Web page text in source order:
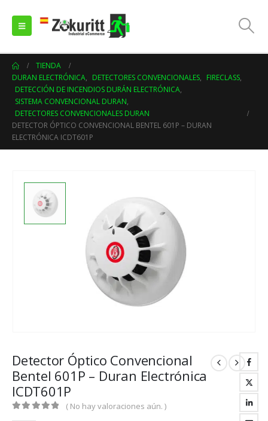
TIENDA
DURAN ELECTRÓNICA, DETECTORES CONVENCIONALES, FIRECLASS,
DETECCIÓN DE INCENDIOS DURÁN ELECTRÓNICA,
SISTEMA CONVENCIONAL DURAN,
DETECTORES CONVENCIONALES DURAN
DETECTOR ÓPTICO CONVENCIONAL BENTEL 601P – DURAN
ELECTRÓNICA ICDT601P
Detector Óptico Convencional
Bentel 601P – Duran Electrónica
ICDT601P
( No hay valoraciones aún. )